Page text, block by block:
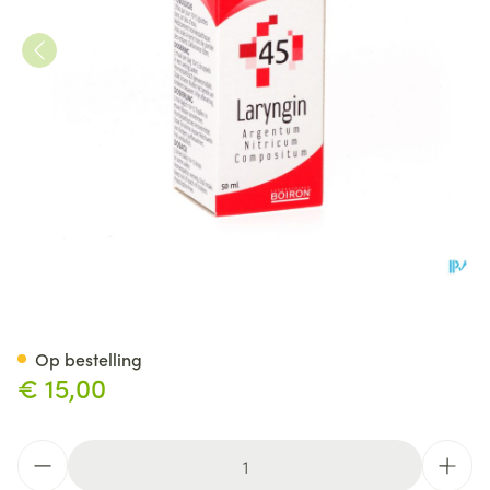
€ 15,00
Op bestelling